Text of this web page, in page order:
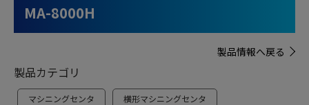
MA-8000H
製品情報へ戻る
製品カテゴリ
マシニングセンタ 横形マシニングセンタ